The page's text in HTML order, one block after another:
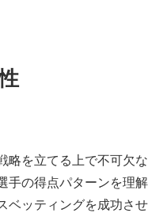
略を立てる上で不可欠な
手の得点パターンを理解
ベッティングを成功させ